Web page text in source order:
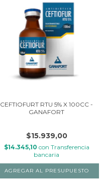
CEFTIOFURT RTU 5% X 100CC -
GANAFORT
$15.939,00
$14.345,10 con Transferencia
bancaria